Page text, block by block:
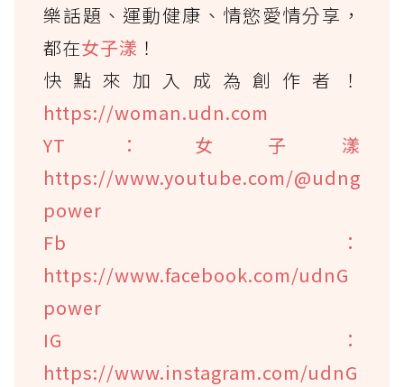
樂話題、運動健康、情慾愛情分享，
都在女子漾 ！
快點來加入成為創作者！
https://woman.udn.com
YT：女子漾
https://www.youtube.com/@udng
power
Fb：
https://www.facebook.com/udnG
power
IG：
https://www.instagram.com/udnG